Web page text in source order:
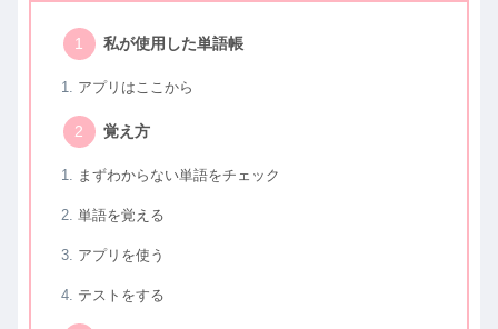
私が使用した単語帳
アプリはここから
覚え方
まずわからない単語をチェック
単語を覚える
アプリを使う
テストをする